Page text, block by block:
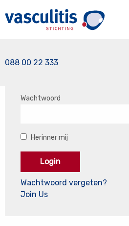
088 00 22 333
Zoek
Gebruikersnaam of e-mail
Wachtwoord
Herinner mij
Wachtwoord vergeten?
Join Us